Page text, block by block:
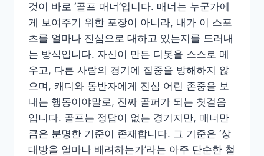
것이 바로 ‘골프 매너’입니다. 매너는 누군가에
게 보여주기 위한 포장이 아니라, 내가 이 스포
츠를 얼마나 진심으로 대하고 있는지를 드러내
는 방식입니다. 자신이 만든 디봇을 스스로 메
우고, 다른 사람의 경기에 집중을 방해하지 않
으며, 캐디와 동반자에게 진심 어린 존중을 보
내는 행동이야말로, 진짜 골퍼가 되는 첫걸음
입니다. 골프는 정답이 없는 경기지만, 매너만
큼은 분명한 기준이 존재합니다. 그 기준은 ‘상
대방을 얼마나 배려하는가’라는 아주 단순한 철